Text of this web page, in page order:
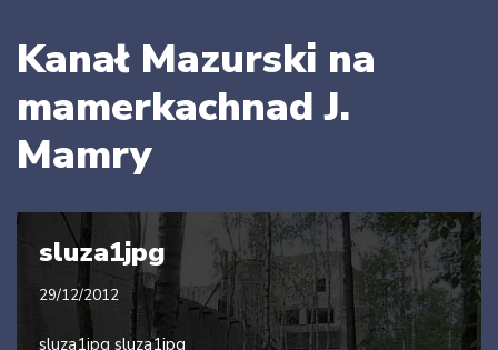
Kanał Mazurski na
mamerkachnad J.
Mamry
sluza1jpg
29/12/2012
sluza1jpg sluza1jpg